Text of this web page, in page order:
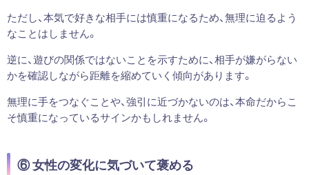
ただし、本気で好きな相手には慎重になるため、無理に迫るよう
なことはしません。
逆に、遊びの関係ではないことを示すために、相手が嫌がらない
かを確認しながら距離を縮めていく傾向があります。
無理に手をつなぐことや、強引に近づかないのは、本命だからこ
そ慎重になっているサインかもしれません。
⑥ 女性の変化に気づいて褒める